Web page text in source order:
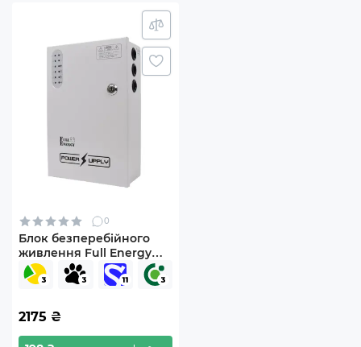
0
Блок безперебійного
живлення Full Energy
BBG-1210/8
2175 ₴